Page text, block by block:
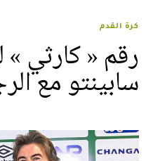
كرة القدم
رقم « كارثي »
سابينتو مع